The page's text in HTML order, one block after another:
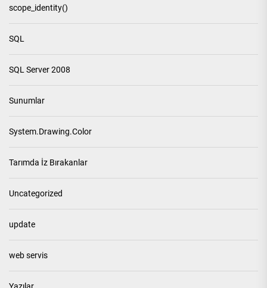
scope_identity()
SQL
SQL Server 2008
Sunumlar
System.Drawing.Color
Tarımda İz Bırakanlar
Uncategorized
update
web servis